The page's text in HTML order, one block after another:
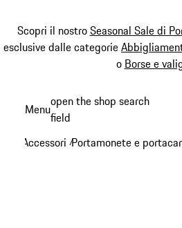
Scopri il nostroSeasonal Sale di
esclusive dalle categorie
o Borse e
principale
Menuopen the shop search
field
Accessori /Portamonete e